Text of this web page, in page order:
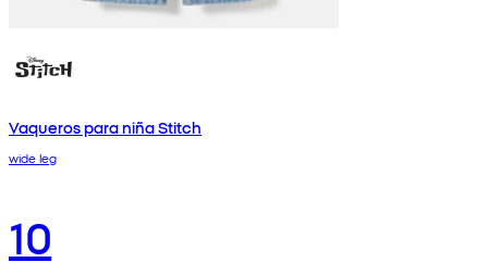
Vaqueros para niña Stitch
wide leg
10